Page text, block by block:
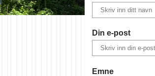
Din e-post
Emne